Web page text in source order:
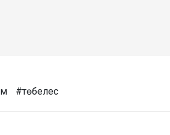
#төбелес